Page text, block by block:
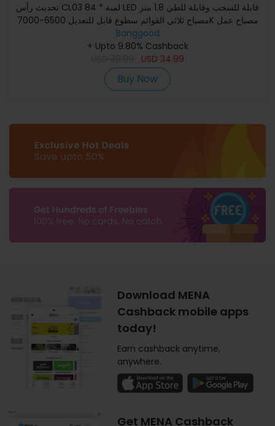
تحديث رأس CL03 84 * لمبة LED قابلة للسحب وقابلة للطي 1.8 متر
مصباح ثلاثي القوائم سطوع قابل للتعديل 6500-7000K مصباح عمل
Banggood
+ Upto 9.80% Cashback
USD 34.99
Buy Now
Download MENA
Cashback mobile apps
today!
Earn cashback anytime,
anywhere.
Get MENA Cashback